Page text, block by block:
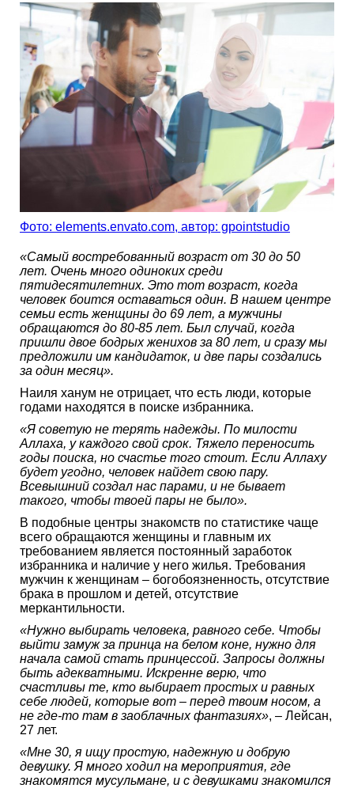
Фото: elements.envato.com, автор: gpointstudio
«Самый востребованный возраст от 30 до 50
лет. Очень много одиноких среди
пятидесятилетних. Это тот возраст, когда
человек боится оставаться один. В нашем центре
семьи есть женщины до 69 лет, а мужчины
обращаются до 80-85 лет. Был случай, когда
пришли двое бодрых женихов за 80 лет, и сразу мы
предложили им кандидаток, и две пары создались
за один месяц».
Наиля ханум не отрицает, что есть люди, которые
годами находятся в поиске избранника.
«Я советую не терять надежды. По милости
Аллаха, у каждого свой срок. Тяжело переносить
годы поиска, но счастье того стоит. Если Аллаху
будет угодно, человек найдет свою пару.
Всевышний создал нас парами, и не бывает
такого, чтобы твоей пары не было».
В подобные центры знакомств по статистике чаще
всего обращаются женщины и главным их
требованием является постоянный заработок
избранника и наличие у него жилья. Требования
мужчин к женщинам – богобоязненность, отсутствие
брака в прошлом и детей, отсутствие
меркантильности.
«Нужно выбирать человека, равного себе. Чтобы
выйти замуж за принца на белом коне, нужно для
начала самой стать принцессой. Запросы должны
быть адекватными. Искренне верю, что
счастливы те, кто выбирает простых и равных
себе людей, которые вот – перед твоим носом, а
не где-то там в заоблачных фантазиях», – Лейсан,
27 лет.
«Мне 30, я ищу простую, надежную и добрую
девушку. Я много ходил на мероприятия, где
знакомятся мусульмане, и с девушками знакомился